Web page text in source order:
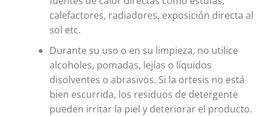
calefactores, radiadores, exposición directa al
sol etc.
Durante su uso o en su limpieza, no utilice
alcoholes, pomadas, lejías o líquidos
disolventes o abrasivos. Si la ortesis no está
bien escurrida, los residuos de detergente
pueden irritar la piel y deteriorar el producto.